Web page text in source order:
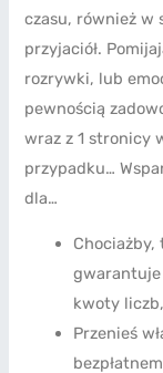
czasu, również w
przyjaciół.
rozrywki, lub
pewnością
wraz z 1 stronicy
przypadku…
dla…
Chociażby,
kwoty
Przenieś